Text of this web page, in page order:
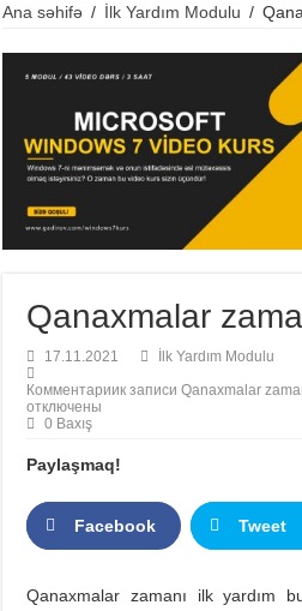
Ana səhifə / İlk Yardım Modulu /
Qanaxmalar
17.11.2021
İlk Yardım Modulu
Комментариик записи Qanaxmalar
отключены
0 Baxış
Paylaşmaq!
Facebook Tweet
Qanaxmalar zamanı ilk yardım